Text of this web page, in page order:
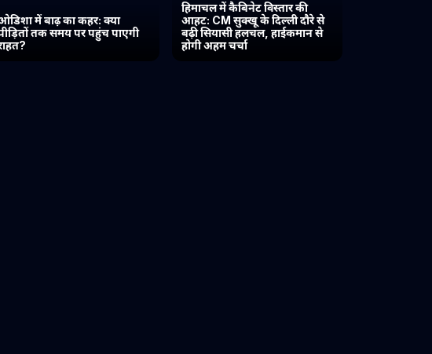
में बाढ़ का कहर: क्या
तक समय पर पहुंच पाएगी
हिमाचल में कैबिनेट विस्तार की
आहट: CM सुक्खू के दिल्ली दौरे से
बढ़ी सियासी हलचल, हाईकमान से
होगी अहम चर्चा